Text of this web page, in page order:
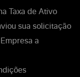
Taxa de Ativo
sua solicitação
a